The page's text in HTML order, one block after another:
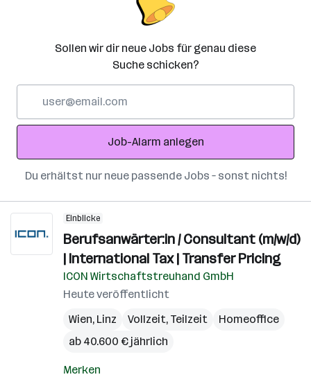
Sollen wir dir neue Jobs für genau diese
Suche schicken?
Adresse
Job-Alarm anlegen
Du erhältst nur neue passende Jobs – sonst nichts!
Einblicke
Berufsanwärter:in / Consultant (m/w/d)
| International Tax | Transfer Pricing
ICON Wirtschaftstreuhand GmbH
Heute veröffentlicht
Wien, Linz Vollzeit, Teilzeit
Homeoffice
ab 40.600 € jährlich
Merken